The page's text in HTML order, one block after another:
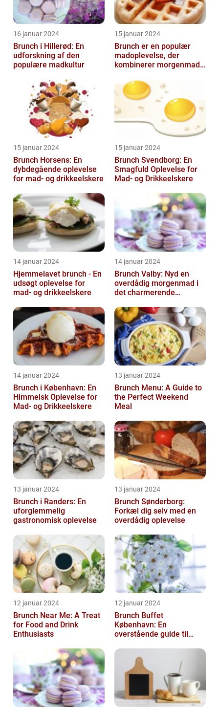
16 januar 2024
Brunch i Hillerød: En
udforskning af den
populære madkultur
15 januar 2024
Brunch er en populær
madoplevelse, der
kombinerer morgenmad
afslappet og hygg...
15 januar 2024
Brunch Horsens: En
dybdegående oplevelse
for mad- og drikkeelskere
15 januar 2024
Brunch Svendborg: En
Smagfuld Oplevelse for
Mad- og Drikkeelskere
14 januar 2024
Hjemmelavet brunch - En
udsøgt oplevelse for
mad- og drikkeelskere
14 januar 2024
Brunch Valby: Nyd en
overdådig morgenmad i
det charmerende
14 januar 2024
Brunch i København: En
Himmelsk Oplevelse for
Mad- og Drikkeelskere
13 januar 2024
Brunch Menu: A Guide to
the Perfect Weekend
Meal
13 januar 2024
Brunch i Randers: En
uforglemmelig
gastronomisk oplevelse
13 januar 2024
Brunch Sønderborg:
Forkæl dig selv med en
overdådig oplevelse
12 januar 2024
Brunch Near Me: A Treat
for Food and Drink
Enthusiasts
12 januar 2024
Brunch Buffet
København: En
overstående guide til